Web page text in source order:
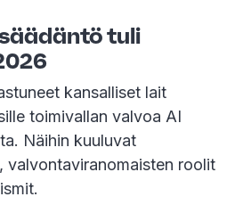
tuli
kansalliset lait
toimivallan valvoa AI
Näihin kuuluvat
valvontaviranomaisten roolit